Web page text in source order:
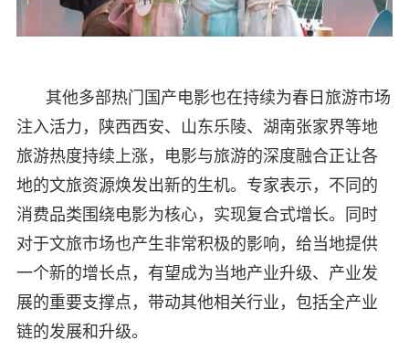
其他多部热门国产电影也在持续为春日旅游市场
注入活力，陕西西安、山东乐陵、湖南张家界等地
旅游热度持续上涨，电影与旅游的深度融合正让各
地的文旅资源焕发出新的生机。专家表示，不同的
消费品类围绕电影为核心，实现复合式增长。同时
对于文旅市场也产生非常积极的影响，给当地提供
一个新的增长点，有望成为当地产业升级、产业发
展的重要支撑点，带动其他相关行业，包括全产业
链的发展和升级。